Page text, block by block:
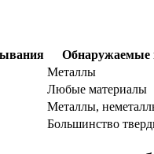
Обнаружаемые
Металлы
Любые материалы
Металлы,
Большинство